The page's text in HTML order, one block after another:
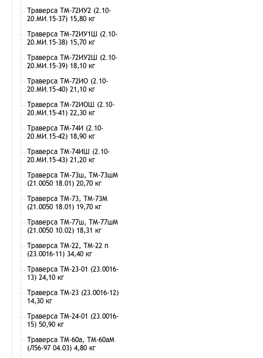
Траверса ТМ-72ИУ2 (2.10-
20.МИ.15-37) 15,80 кг
Траверса ТМ-72ИУ1Ш (2.10-
20.МИ.15-38) 15,70 кг
Траверса ТМ-72ИУ2Ш (2.10-
20.МИ.15-39) 18,10 кг
Траверса ТМ-72ИО (2.10-
20.МИ.15-40) 21,10 кг
Траверса ТМ-72ИОШ (2.10-
20.МИ.15-41) 22,30 кг
Траверса ТМ-74И (2.10-
20.МИ.15-42) 18,90 кг
Траверса ТМ-74ИШ (2.10-
20.МИ.15-43) 21,20 кг
Траверса ТМ-73ш, ТМ-73шМ
(21.0050 18.01) 20,70 кг
Траверса ТМ-73, ТМ-73М
(21.0050 18.01) 19,70 кг
Траверса ТМ-77ш, ТМ-77шМ
(21.0050 10.02) 18,31 кг
Траверса ТМ-22, ТМ-22 п
(23.0016-11) 34,40 кг
Траверса ТМ-23-01 (23.0016-
13) 24,10 кг
Траверса ТМ-23 (23.0016-12)
14,30 кг
Траверса ТМ-24-01 (23.0016-
15) 50,90 кг
Траверса ТМ-60а, ТМ-60аМ
(Л56-97 04.03) 4,80 кг